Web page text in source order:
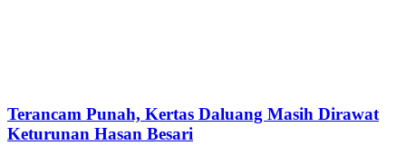
Terancam Punah, Kertas Daluang Masih Dirawat
Keturunan Hasan Besari